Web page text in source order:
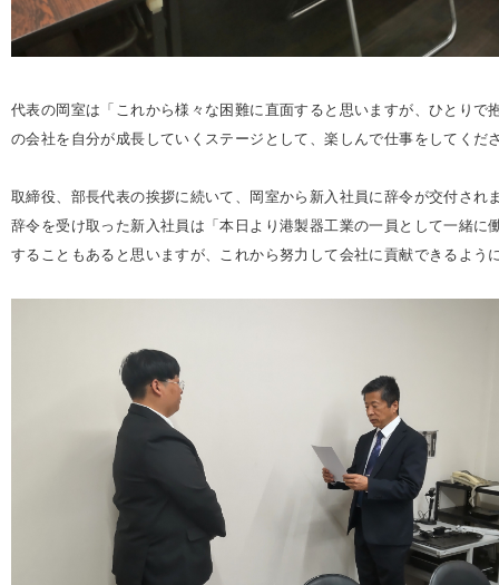
代表の岡室は「これから様々な困難に直面すると思いますが、ひとり
の会社を自分が成長していくステージとして、楽しんで仕事をしてくだ
取締役、部長代表の挨拶に続いて、岡室から新入社員に辞令が交付され
辞令を受け取った新入社員は「本日より港製器工業の一員として一緒
することもあると思いますが、これから努力して会社に貢献できるよう